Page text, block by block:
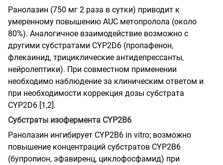
Ранолазин (750 мг 2 раза в сутки) приводит к
умеренному повышению AUC метопролола (около
80%). Аналогичное взаимодействие возможно с
другими субстратами CYP2D6 (пропафенон,
флекаинид, трициклические антидепрессанты,
нейролептики). При совместном применении
необходимо наблюдение за клиническим ответом и
при необходимости коррекция дозы субстрата
CYP2D6 [1,2].
Субстраты изофермента CYP2B6
Ранолазин ингибирует CYP2B6 in vitro; возможно
повышение концентраций субстратов CYP2B6
(бупропион, эфавиренц, циклофосфамид) при